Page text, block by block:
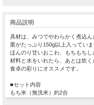
商品説明
具材は、みつでやわらかく煮込ん
栗がたっぷり150g以上入っていま
ほんのり甘いおこわ、もちもちし
材料と水をいれたら、あとは炊く
食卓の彩りにオススメです。
■セット内容
もち米（無洗米）約2合
ごま塩